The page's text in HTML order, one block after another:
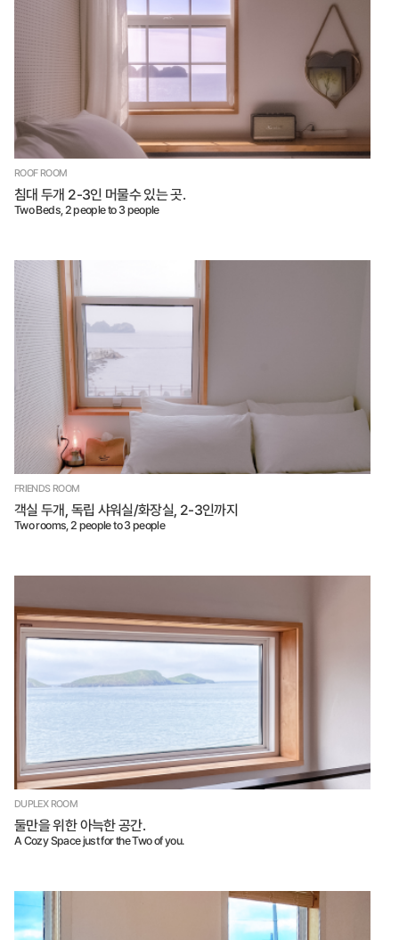
ROOF ROOM
침대 두개 2-3인 머물수 있는 곳.
Two Beds, 2 people to 3 people
FRIENDS ROOM
객실 두개, 독립 샤워실/화장실, 2-3인까지
Two rooms, 2 people to 3 people
DUPLEX ROOM
둘만을 위한 아늑한 공간.
A Cozy Space just for the Two of you.